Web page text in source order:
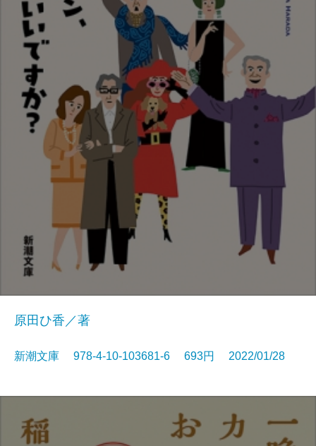
原田ひ香／著
新潮文庫 978-4-10-103681-6 693円 2022/01/28